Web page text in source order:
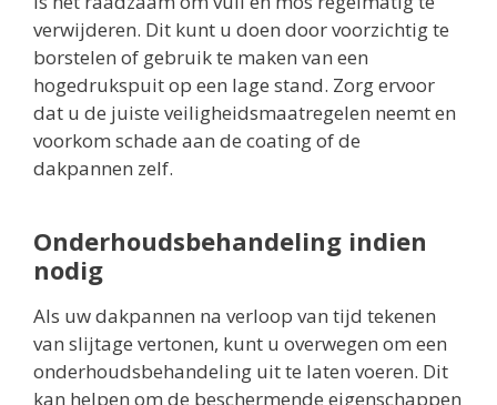
verwijderen. Dit kunt u doen door voorzichtig te
borstelen of gebruik te maken van een
hogedrukspuit op een lage stand. Zorg ervoor
dat u de juiste veiligheidsmaatregelen neemt en
voorkom schade aan de coating of de
dakpannen zelf.
Onderhoudsbehandeling indien
nodig
Als uw dakpannen na verloop van tijd tekenen
van slijtage vertonen, kunt u overwegen om een
onderhoudsbehandeling uit te laten voeren. Dit
kan helpen om de beschermende eigenschappen